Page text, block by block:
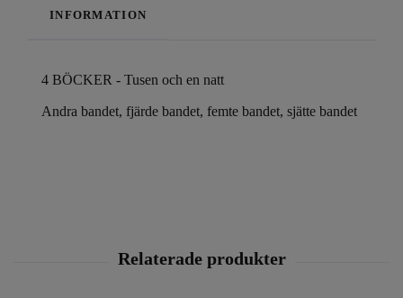
INFORMATION
4 BÖCKER - Tusen och en natt
Andra bandet, fjärde bandet, femte bandet, sjätte bandet